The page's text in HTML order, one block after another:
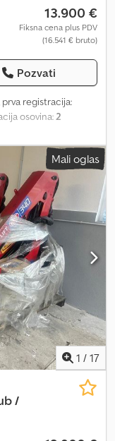
13.900 €
Fiksna cena plus PDV
(16.541 € bruto)
Pozvati
prva registracija:
osovina:2
* ??NOVO?? *
produžeci *
* 2 x hidraulični
Aifowa *
zapisa dostupno
i podložni promeni
Mali oglas
1 / 17
/